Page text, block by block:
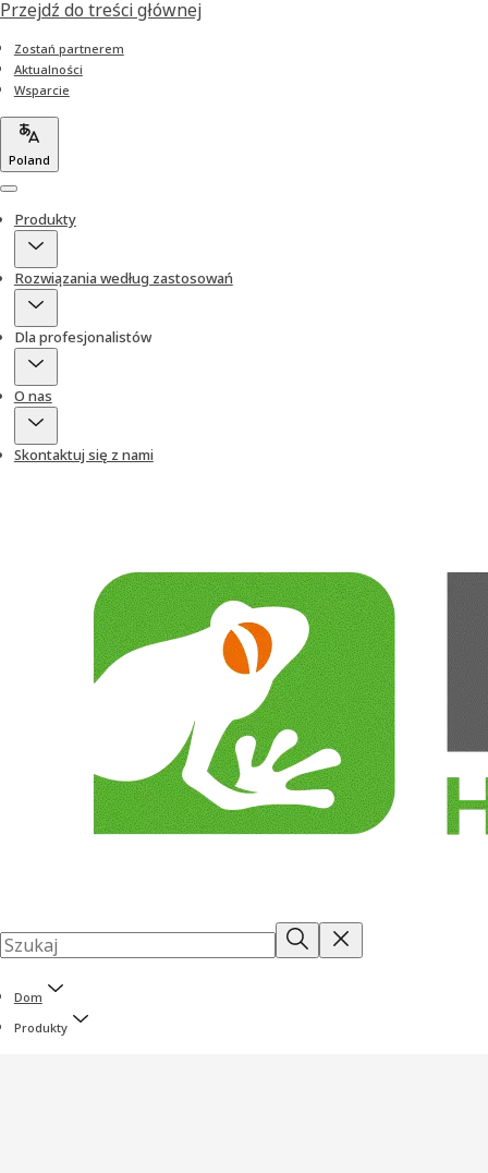
Przejdź do treści głównej
Zostań partnerem
Aktualności
Wsparcie
Poland
Menu
Produkty
Rozwiązania według zastosowań
Dla profesjonalistów
O nas
Skontaktuj się z nami
Dom
Produkty